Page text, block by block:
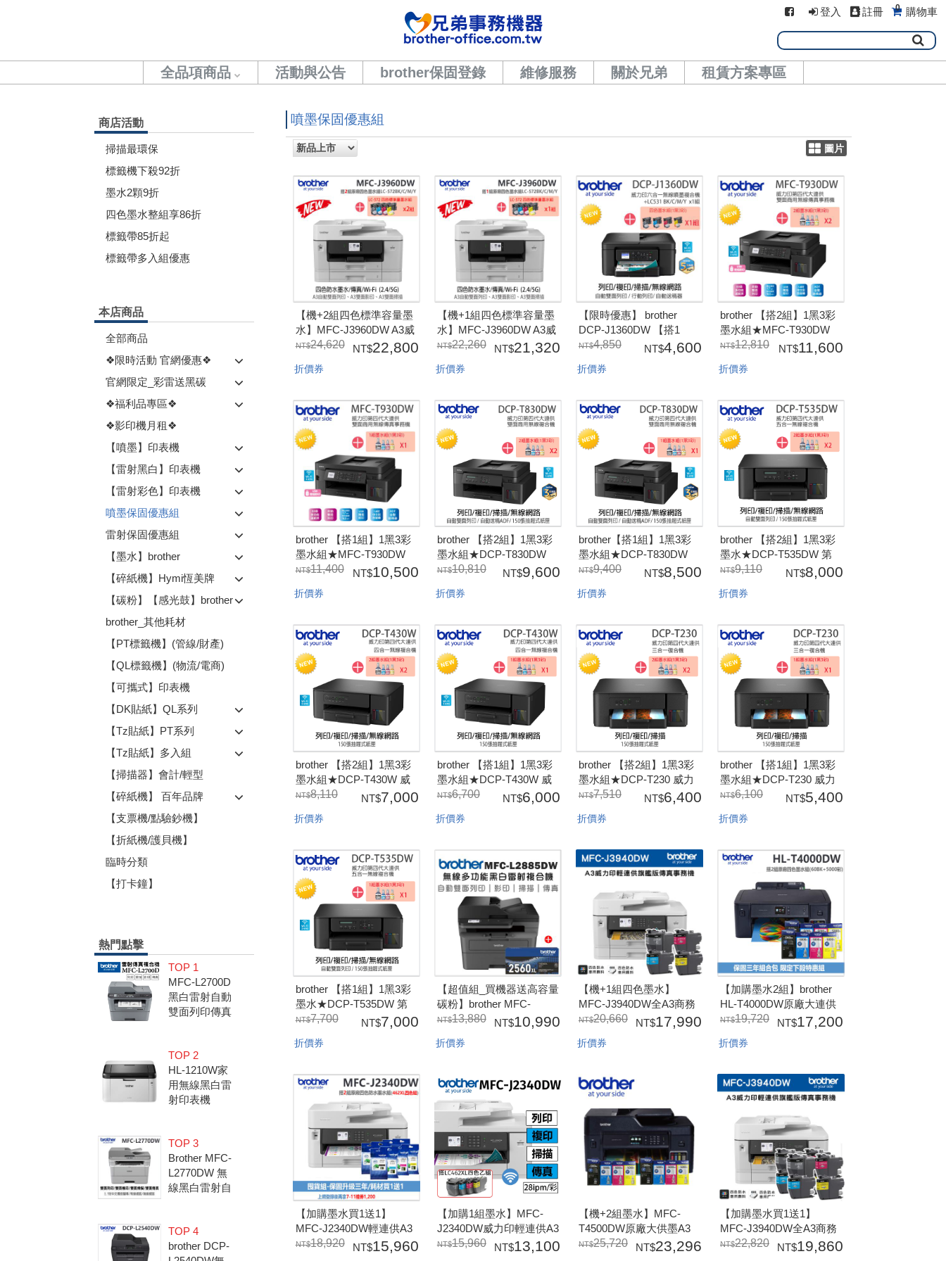
登入 註冊 0 購物車
全品項商品 活動與公告 brother保固登錄 維修服務 關於兄弟 租賃方案專區
商店活動
掃描最環保
標籤機下殺92折
墨水2顆9折
四色墨水整組享86折
標籤帶85折起
標籤帶多入組優惠
本店商品
全部商品
❖限時活動 官網優惠❖
官網限定_彩雷送黑碳
❖福利品專區❖
❖影印機月租❖
【噴墨】印表機
【雷射黑白】印表機
【雷射彩色】印表機
噴墨保固優惠組
雷射保固優惠組
【墨水】brother
【碎紙機】Hymi恆美牌
【碳粉】【感光鼓】brother
brother_其他耗材
【PT標籤機】(管線/財產)
【QL標籤機】(物流/電商)
【可攜式】印表機
【DK貼紙】QL系列
【Tz貼紙】PT系列
【Tz貼紙】多入組
【掃描器】會計/輕型
【碎紙機】 百年品牌
【支票機/點驗鈔機】
【折紙機/護貝機】
臨時分類
【打卡鐘】
熱門點擊
TOP 1
MFC-L2700D
黑白雷射自動
雙面列印傳真
張原廠碳粉
匣)
TOP 2
HL-1210W家
用無線黑白雷
射印表機
TOP 3
Brother MFC-
L2770DW 無
線黑白雷射自
列印/傳真/掃
描)
TOP 4
brother DCP-
噴墨保固優惠組
圖片
【機+2組四色標準容量墨
水】MFC-J3960DW A3威
力印輕連供旗艦版雙紙匣
面列印/雙面影印/雙面掃
固五年)
24,620 22,800
折價券
【機+1組四色標準容量墨
水】MFC-J3960DW A3威
力印輕連供旗艦版雙紙匣
面列印/雙面影印/雙面掃
固五年)
22,260 21,320
折價券
【限時優惠】 brother
DCP-J1360DW 【搭1
組】1黑3彩墨水威力印
(雙面列印/複印/掃描)五年
4,850 4,600
折價券
brother 【搭2組】1黑3彩
墨水組★MFC-T930DW
第四代威力印連續供墨雙
列印/複印/掃描/傳真)_保
12,810 11,600
折價券
brother 【搭1組】1黑3彩
墨水組★MFC-T930DW
第四代威力印連續供墨雙
列印/複印/掃描/傳真)_保
11,400 10,500
折價券
brother 【搭2組】1黑3彩
墨水組★DCP-T830DW
第四代威力印連續供墨雙
列印/複印/掃描)(隨機內已
10,810 9,600
折價券
brother【搭1組】1黑3彩
墨水組★DCP-T830DW
第四代威力印連續供墨雙
列印/複印/掃描)(隨機內已
9,400 8,500
折價券
brother 【搭2組】1黑3彩
墨水★DCP-T535DW 第
四代威力印連續供墨雙面
印/複印/掃描)(隨機內已附
9,110 8,000
折價券
brother 【搭2組】1黑3彩
墨水組★DCP-T430W 威
力印大連供三合一複合機
組)
8,110 7,000
折價券
brother 【搭1組】1黑3彩
墨水組★DCP-T430W 威
力印大連供三合一複合機
組)
6,700 6,000
折價券
brother 【搭2組】1黑3彩
墨水組★DCP-T230 威力
印大連供三合一複合機(隨
7,510 6,400
折價券
brother 【搭1組】1黑3彩
墨水組★DCP-T230 威力
印大連供三合一複合機(隨
6,100 5,400
折價券
brother 【搭1組】1黑3彩
墨水★DCP-T535DW 第
四代威力印連續供墨雙面
印/複印/掃描)(隨機內已附
7,700 7,000
折價券
【超值組_買機器送高容量
碳粉】brother MFC-
L2885DW 商務無線多功
保固】(列印/掃描/複印/傳
13,880 10,990
折價券
【機+1組四色墨水】
MFC-J3940DW全A3商務
多功噴墨複合機【保固三
*1
20,660 17,990
折價券
【加購墨水2組】brother
HL-T4000DW原廠大連供
墨A3印表機
墨水X2組)
19,720 17,200
折價券
【加購墨水買1送1】
MFC-J2340DW輕連供A3
商用網路傳真事務機【保
18,920 15,960
【加購1組墨水】MFC-
J2340DW威力印輕連供A3
商用網路傳真事務機【保
15,960 13,100
【機+2組墨水】MFC-
T4500DW原廠大供墨A3
複合機【保固三年組】
25,720 23,296
【加購墨水買1送1】
MFC-J3940DW全A3商務
多功噴墨複合機【保固三
22,820 19,860